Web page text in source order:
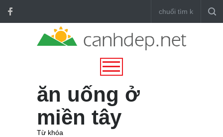
ăn uống ở
miền tây
Từ khóa